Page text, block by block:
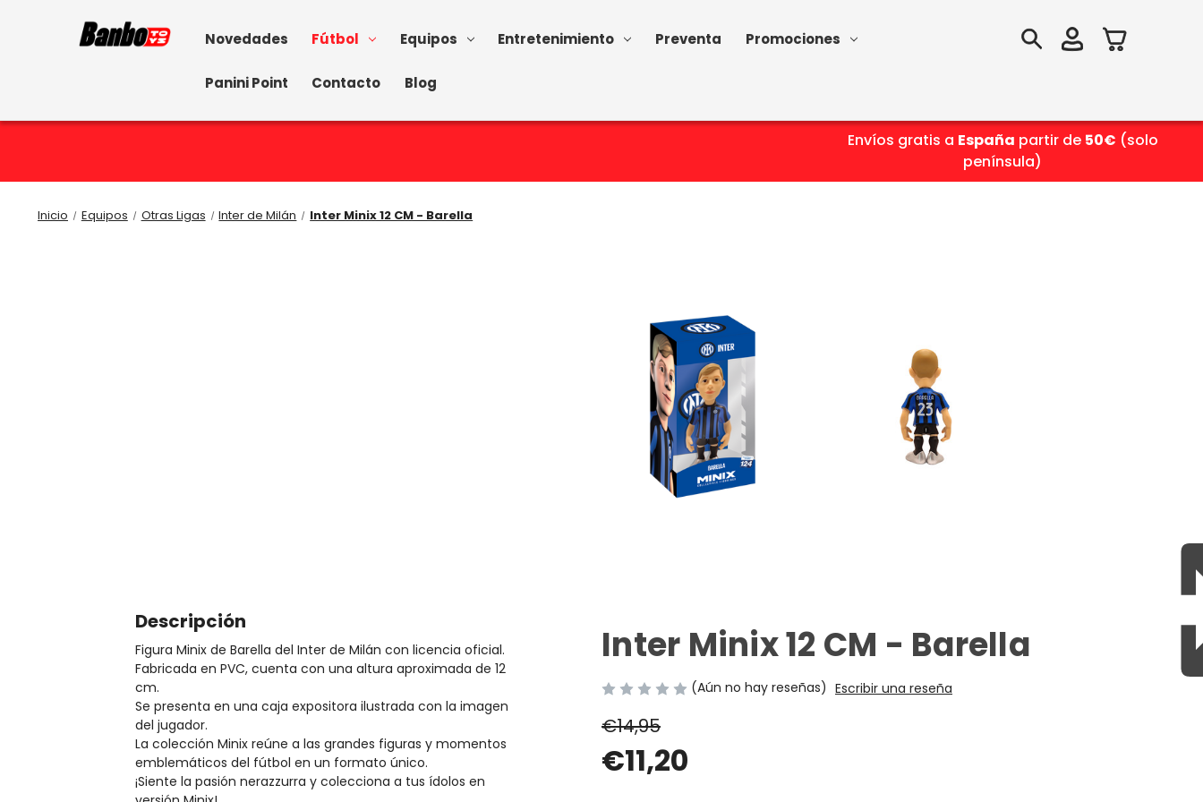
Novedades Fútbol Equipos Entretenimiento Preventa Promociones
Panini Point Contacto Blog
Envíos gratis a España partir de 50€ (solo
península)
Inicio Equipos Otras Ligas Inter de Milán Inter Minix 12 CM - Barella
Descripción
Figura Minix de Barella del Inter de Milán con licencia oficial.
Fabricada en PVC, cuenta con una altura aproximada de 12
cm.
Se presenta en una caja expositora ilustrada con la imagen
del jugador.
La colección Minix reúne a las grandes figuras y momentos
emblemáticos del fútbol en un formato único.
¡Siente la pasión nerazzurra y colecciona a tus ídolos en
Inter Minix 12 CM - Barella
(Aún no hay reseñas) Escribir una reseña
€14,95
€11,20